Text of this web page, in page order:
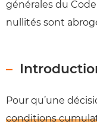
générales du
nullités sont
Pour qu’une
conditions